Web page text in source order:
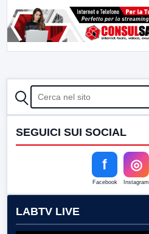
CERCA
SEGUICI SUI SOCIAL
f
Facebook
◎
Instagram
LABTV LIVE